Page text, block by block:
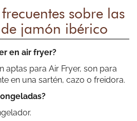
sobre las
jamón ibérico
en air fryer?
aptas para Air Fryer, son para
en una sartén, cazo o freidora.